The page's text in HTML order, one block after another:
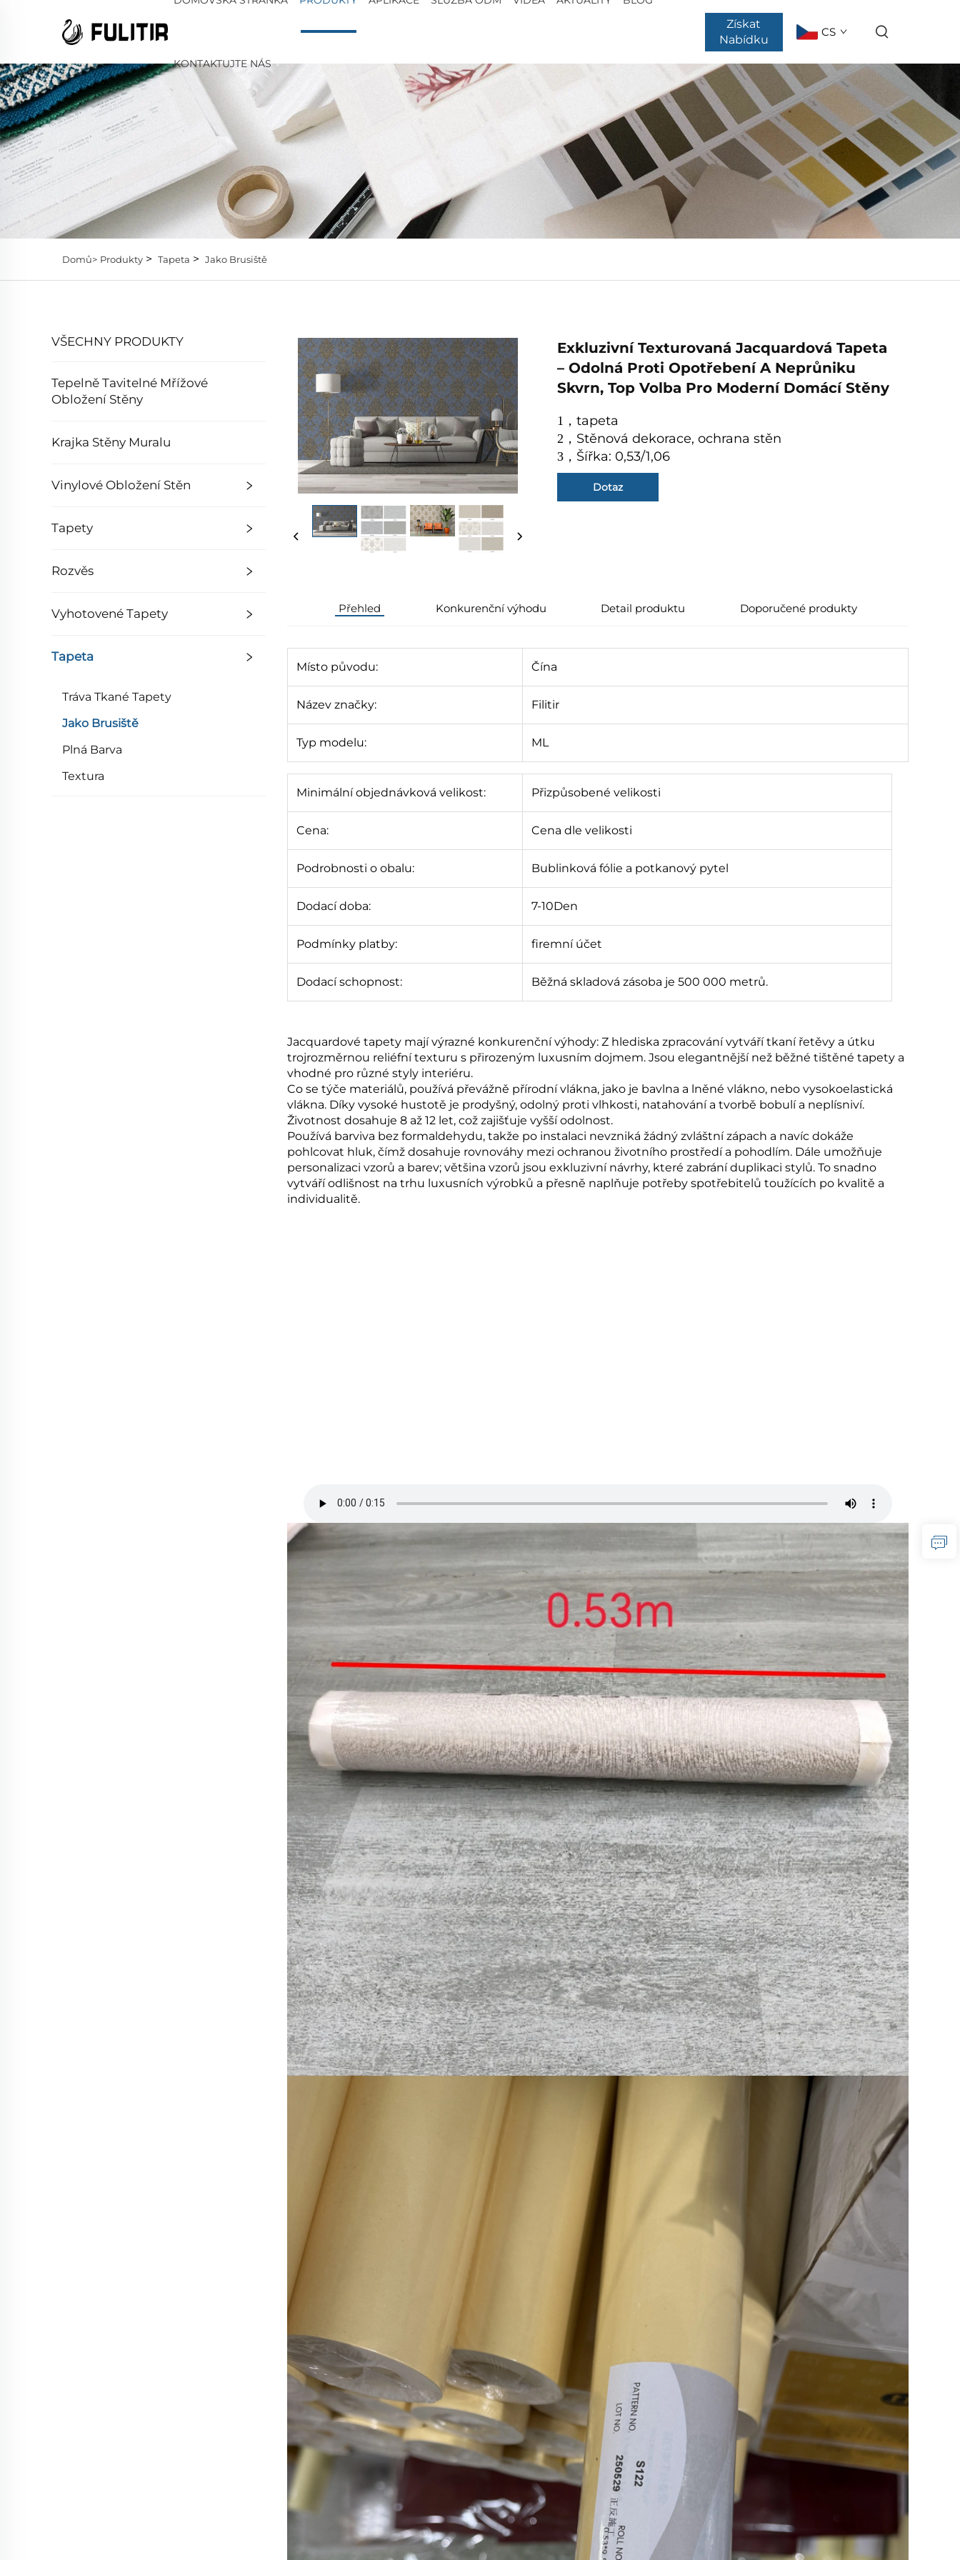
KONTAKTUJTE NÁS
Získat
Nabídku
CS
Domů> Produkty > Tapeta > Jako Brusiště
VŠECHNY PRODUKTY
Tepelně Tavitelné Mřížové
Obložení Stěny
Krajka Stěny Muralu
Vinylové Obložení Stěn
Tapety
Rozvěs
Vyhotovené Tapety
Tapeta
Tráva Tkané Tapety
Jako Brusiště
Plná Barva
Textura
Exkluzivní Texturovaná Jacquardová Tapeta
– Odolná Proti Opotřebení A Neprůniku
Skvrn, Top Volba Pro Moderní Domácí Stěny
1 ， tapeta
2 ， Stěnová dekorace, ochrana stěn
3， Šířka: 0,53/1,06
Dotaz
Přehled Konkurenční výhodu Detail produktu Doporučené produkty
Místo původu: Čína
Název značky: Filitir
Typ modelu: ML
Minimální objednávková velikost: Přizpůsobené velikosti
Cena: Cena dle velikosti
Podrobnosti o obalu: Bublinková fólie a potkanový pytel
Dodací doba: 7-10Den
Podmínky platby: firemní účet
Dodací schopnost: Běžná skladová zásoba je 500 000 metrů.
Jacquardové tapety mají výrazné konkurenční výhody: Z hlediska zpracování vytváří tkaní řetěvy a útku
trojrozměrnou reliéfní texturu s přirozeným luxusním dojmem. Jsou elegantnější než běžné tištěné tapety a
vhodné pro různé styly interiéru.
Co se týče materiálů, používá převážně přírodní vlákna, jako je bavlna a lněné vlákno, nebo vysokoelastická
vlákna. Díky vysoké hustotě je prodyšný, odolný proti vlhkosti, natahování a tvorbě bobulí a neplísniví.
Životnost dosahuje 8 až 12 let, což zajišťuje vyšší odolnost.
Používá barviva bez formaldehydu, takže po instalaci nevzniká žádný zvláštní zápach a navíc dokáže
pohlcovat hluk, čímž dosahuje rovnováhy mezi ochranou životního prostředí a pohodlím. Dále umožňuje
personalizaci vzorů a barev; většina vzorů jsou exkluzivní návrhy, které zabrání duplikaci stylů. To snadno
vytváří odlišnost na trhu luxusních výrobků a přesně naplňuje potřeby spotřebitelů toužících po kvalitě a
individualitě.